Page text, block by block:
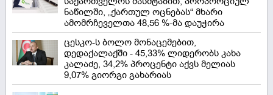
ნაწილში, „ქართულ ოცნებას“ მხარი
ამომრჩეველთა 48,56 %-მა დაუჭირა
ცესკო-ს ბოლო მონაცემებით,
დედაქალაქში - 45,33% ლიდერობს კახა
კალაძე, 34,2% პროცენტი აქვს მელიას
9,07% გიორგი გახარიას